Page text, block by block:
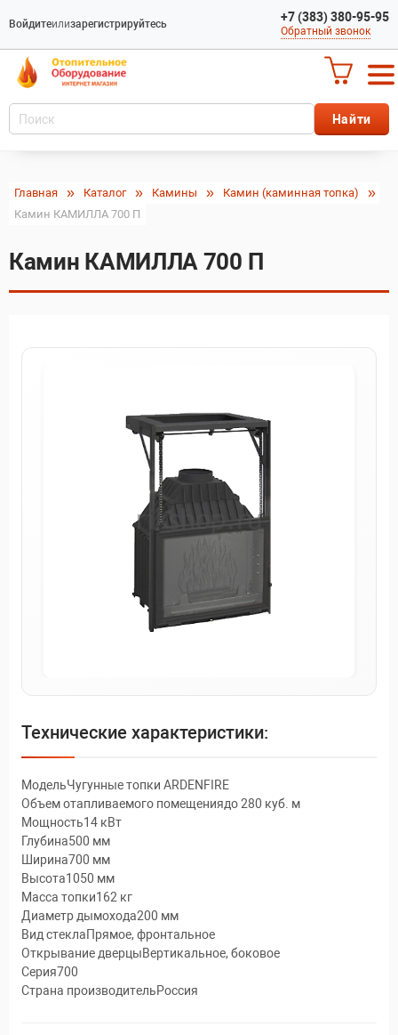
Войдитеилизарегистрируйтесь +7 (383) 380-95-95
Обратный звонок
Главная Каталог Камины
Камин (каминная топка)
Камин КАМИЛЛА 700 П
Камин КАМИЛЛА 700 П
Технические характеристики:
МодельЧугунные топки ARDENFIRE
Объем отапливаемого помещениядо 280 куб. м
Мощность14 кВт
Глубина500 мм
Ширина700 мм
Высота1050 мм
Масса топки162 кг
Диаметр дымохода200 мм
Вид стеклаПрямое, фронтальное
Открывание дверцыВертикальное, боковое
Серия700
Страна производительРоссия